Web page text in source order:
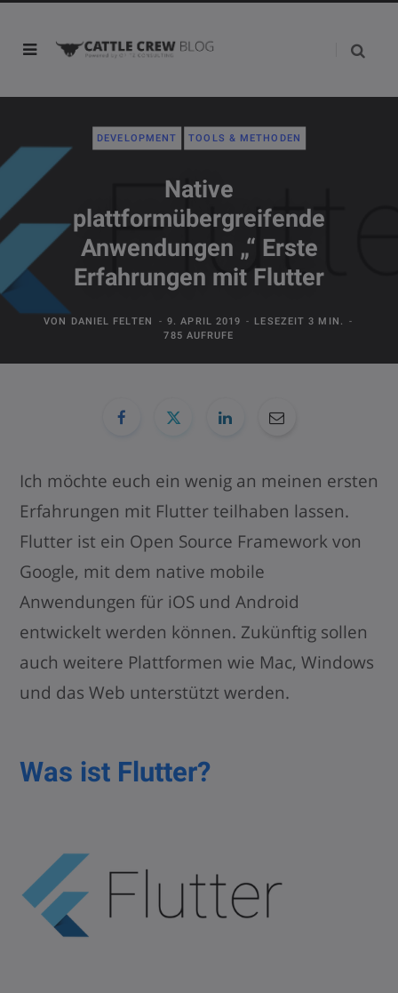
DEVELOPMENT TOOLS & METHODEN
Native
plattformübergreifende
Anwendungen „“ Erste
Erfahrungen mit Flutter
VON DANIEL FELTEN 9. APRIL 2019
LESEZEIT 3 MIN.
785 AUFRUFE
Ich möchte euch ein wenig an meinen ersten
Erfahrungen mit Flutter teilhaben lassen.
Flutter ist ein Open Source Framework von
Google, mit dem native mobile
Anwendungen für iOS und Android
entwickelt werden können. Zukünftig sollen
auch weitere Plattformen wie Mac, Windows
und das Web unterstützt werden.
Was ist Flutter?